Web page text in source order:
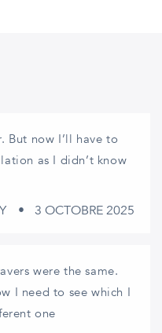
But now I’ll have to
as I didn’t know
3 OCTOBRE 2025
were the same.
I need to see which I
one